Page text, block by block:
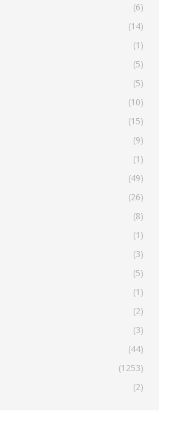
(6)
(14)
(1)
(5)
(5)
(10)
(15)
(9)
(1)
(49)
(26)
(8)
(1)
(3)
(5)
(1)
(2)
(3)
(44)
(1253)
(2)